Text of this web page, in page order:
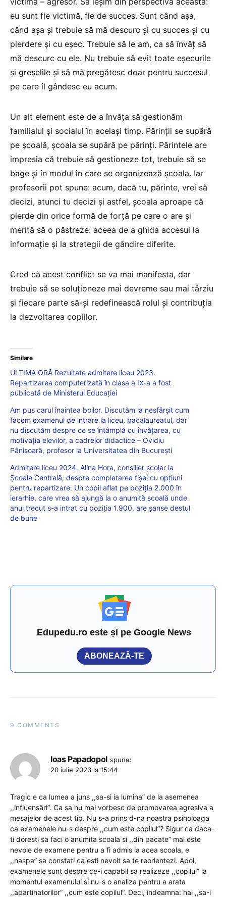
eu sunt fie victimă, fie de succes. Sunt când așa,
când așa și trebuie să mă descurc și cu succes și cu
pierdere și cu eșec. Trebuie să le am, ca să învăț să
mă descurc cu ele. Nu trebuie să evit toate eșecurile
și greșelile și să mă pregătesc doar pentru succesul
pe care îl gândesc eu acum.
Un alt element este de a învăța să gestionăm
familialul și socialul în același timp. Părinții se supără
pe școală, școala se supără pe părinți. Părintele are
impresia că trebuie să gestioneze tot, trebuie să se
bage și în modul în care se organizează școala. Iar
profesorii pot spune: acum, dacă tu, părinte, vrei să
decizi, atunci tu decizi și astfel, școala aproape că
pierde din orice formă de forță pe care o are și
merită să o păstreze: aceea de a ghida accesul la
informație și la strategii de gândire diferite.
Cred că acest conflict se va mai manifesta, dar
trebuie să se soluționeze mai devreme sau mai târziu
și fiecare parte să-și redefinească rolul și contribuția
la dezvoltarea copiilor.
Similare
ULTIMA ORĂ Rezultate admitere liceu 2023.
Repartizarea computerizată în clasa a IX-a a fost
publicată de Ministerul Educației
Am pus carul înaintea boilor. Discutăm la nesfârșit cum
facem examenul de intrare la liceu, bacalaureatul, dar
nu discutăm despre ce se întâmplă cu învățarea, cu
motivația elevilor, a cadrelor didactice – Ovidiu
Pânișoară, profesor la Universitatea din București
Admitere liceu 2024. Alina Hora, consilier școlar la
Școala Centrală, despre completarea fișei cu opțiuni
pentru repartizare: Un copil aflat pe poziția 2.000 în
ierarhie, care vrea să ajungă la o anumită școală unde
anul trecut s-a intrat cu poziția 1.900, are șanse destul
de bune
Edupedu.ro este și pe Google News
ABONEAZĂ-TE
9 COMMENTS
Ioas Papadopol spune:
20 iulie 2023 la 15:44
Tragic e ca lumea a juns ,,sa-si ia lumina” de la asemenea
,,influensări”. Ca sa nu mai vorbesc de promovarea agresiva a
mesajelor de acest tip. Nu s-a prins d-na noastra psiholoaga
ca examenele nu-s despre ,,cum este copilul”? Sigur ca daca-
ti doresti sa faci o anumita scoala si ,,din pacate” mai este
nevoie de examene pentru a fi admis la acea scoala, e
,,naspa” sa constati ca esti nevoit sa te reorientezi. Apoi,
examenele sunt despre ce-i capabil sa realizeze ,,copilul” la
momentul examenului si nu-s o analiza pentru a arata
,,apartinatorilor” ,,cum este copilul”. Deci, indeamna: hai ,,sa-i